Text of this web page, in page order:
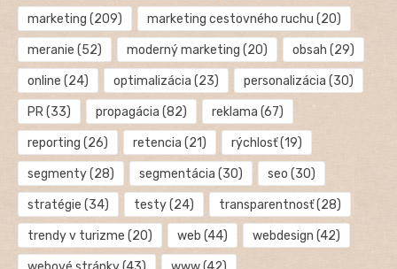
marketing (209) marketing cestovného ruchu (20)
meranie (52) moderný marketing (20) obsah (29)
online (24) optimalizácia (23) personalizácia (30)
PR(33) propagácia (82) reklama (67)
reporting (26) retencia (21) rýchlosť(19)
segmenty(28) segmentácia (30) seo (30)
stratégie (34) testy(24) transparentnosť(28)
trendy v turizme (20) web (44) webdesign (42)